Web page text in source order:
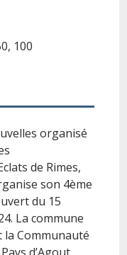
100
organisé
de Rimes,
son 4ème
du 15
La commune
la Communauté